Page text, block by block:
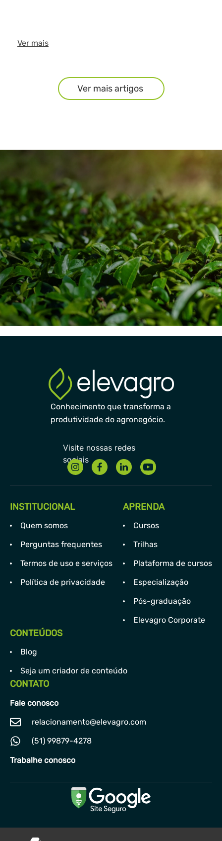
Ver mais
Ver mais artigos
Conhecimento que transforma a
produtividade do agronegócio.
INSTITUCIONAL
Quem somos
Perguntas frequentes
Termos de uso e serviços
Política de privacidade
APRENDA
Cursos
Trilhas
Plataforma de cursos
Especialização
Pós-graduação
Elevagro Corporate
CONTEÚDOS
Blog
Seja um criador de conteúdo
CONTATO
Fale conosco
relacionamento@elevagro.com
(51) 99879-4278
Trabalhe conosco